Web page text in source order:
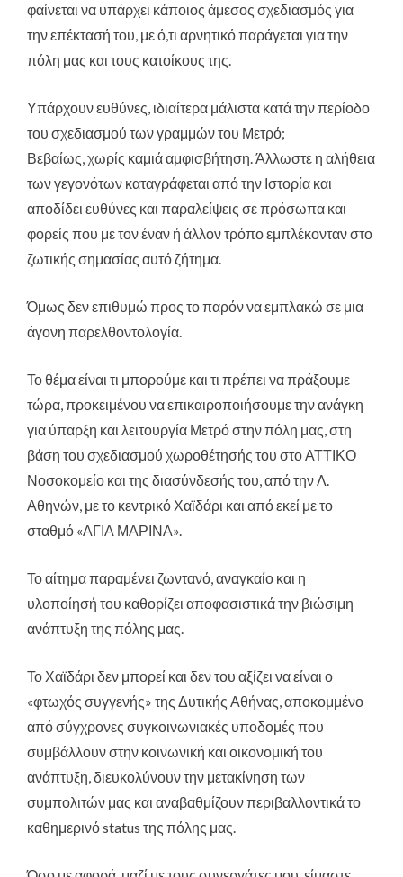
φαίνεται να υπάρχει κάποιος άμεσος σχεδιασμός για
την επέκτασή του, με ό,τι αρνητικό παράγεται για την
πόλη μας και τους κατοίκους της.
Υπάρχουν ευθύνες, ιδιαίτερα μάλιστα κατά την περίοδο
του σχεδιασμού των γραμμών του Μετρό;
Βεβαίως, χωρίς καμιά αμφισβήτηση. Άλλωστε η αλήθεια
των γεγονότων καταγράφεται από την Ιστορία και
αποδίδει ευθύνες και παραλείψεις σε πρόσωπα και
φορείς που με τον έναν ή άλλον τρόπο εμπλέκονταν στο
ζωτικής σημασίας αυτό ζήτημα.
Όμως δεν επιθυμώ προς το παρόν να εμπλακώ σε μια
άγονη παρελθοντολογία.
Το θέμα είναι τι μπορούμε και τι πρέπει να πράξουμε
τώρα, προκειμένου να επικαιροποιήσουμε την ανάγκη
για ύπαρξη και λειτουργία Μετρό στην πόλη μας, στη
βάση του σχεδιασμού χωροθέτησής του στο ΑΤΤΙΚΟ
Νοσοκομείο και της διασύνδεσής του, από την Λ.
Αθηνών, με το κεντρικό Χαϊδάρι και από εκεί με το
σταθμό «ΑΓΙΑ ΜΑΡΙΝΑ».
Το αίτημα παραμένει ζωντανό, αναγκαίο και η
υλοποίησή του καθορίζει αποφασιστικά την βιώσιμη
ανάπτυξη της πόλης μας.
Το Χαϊδάρι δεν μπορεί και δεν του αξίζει να είναι ο
«φτωχός συγγενής» της Δυτικής Αθήνας, αποκομμένο
από σύγχρονες συγκοινωνιακές υποδομές που
συμβάλλουν στην κοινωνική και οικονομική του
ανάπτυξη, διευκολύνουν την μετακίνηση των
συμπολιτών μας και αναβαθμίζουν περιβαλλοντικά το
καθημερινό status της πόλης μας.